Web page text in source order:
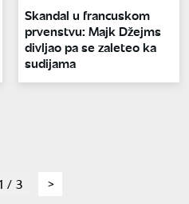
Skandal u francuskom
prvenstvu: Majk Džejms
divljao pa se zaleteo ka
sudijama
/ 3 page